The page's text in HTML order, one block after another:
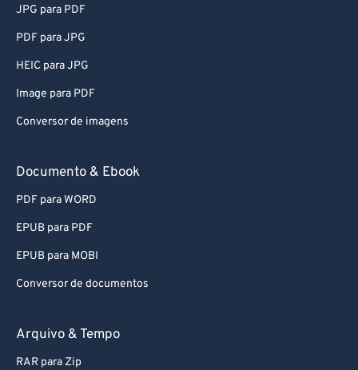
JPG para PDF
PDF para JPG
HEIC para JPG
Image para PDF
Conversor de imagens
Documento & Ebook
PDF para WORD
EPUB para PDF
EPUB para MOBI
Conversor de documentos
Arquivo & Tempo
RAR para Zip